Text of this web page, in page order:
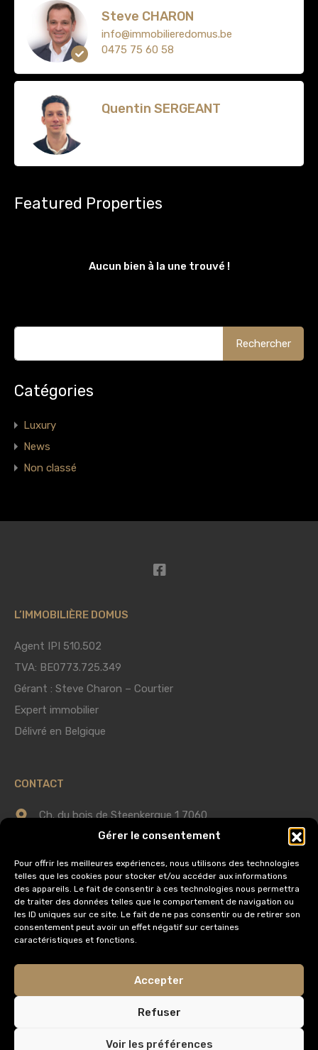
Gérer le consentement
Pour offrir les meilleures expériences, nous utilisons des technologies
telles que les cookies pour stocker et/ou accéder aux informations
des appareils. Le fait de consentir à ces technologies nous permettra
de traiter des données telles que le comportement de navigation ou
les ID uniques sur ce site. Le fait de ne pas consentir ou de retirer son
consentement peut avoir un effet négatif sur certaines
caractéristiques et fonctions.
Accepter
Refuser
Voir les préférences
Steve CHARON
info@immobilieredomus.be
0475 75 60 58
Quentin SERGEANT
Featured Properties
Aucun bien à la une trouvé !
Catégories
Luxury
News
Non classé
L’IMMOBILIÈRE DOMUS
Agent IPI 510.502
TVA: BE0773.725.349
Gérant : Steve Charon – Courtier
Expert immobilier
Délivré en Belgique
CONTACT
Ch. du bois de Steenkerque 1 7060
Horrues (Soignies)
0475 75 60 58
info@immobilieredomus.be
Institut Professionnel des Agents Immobiliers,
1000 Bruxelles